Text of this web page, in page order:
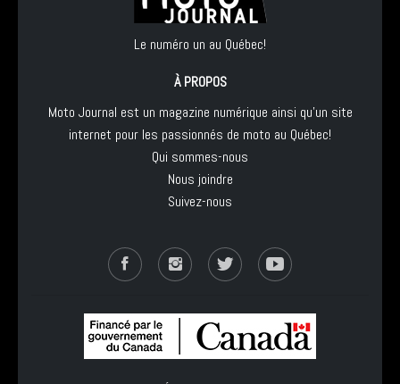
Le numéro un au Québec!
À PROPOS
Moto Journal est un magazine numérique ainsi qu'un site
internet pour les passionnés de moto au Québec!
Qui sommes-nous
Nous joindre
Suivez-nous